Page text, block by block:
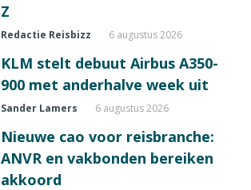
Z
Redactie Reisbizz 6 augustus 2026
KLM stelt debuut Airbus A350-
900 met anderhalve week uit
Sander Lamers 6 augustus 2026
Nieuwe cao voor reisbranche:
ANVR en vakbonden bereiken
akkoord